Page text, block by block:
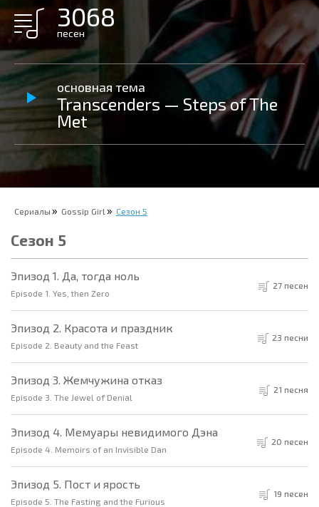
3068
песен
основная тема
Transcenders — Steps of The
Met
Сериалы Gossip Girl Сезон 5
Сезон 5
Эпизод 1. Да, тогда ноль
Episode 1. Yes, then Zero
27 песен
Эпизод 2. Красота и праздник
Episode 2. Beauty and the Feast
23 песни
Эпизод 3. Жемчужина отказ
Episode 3. The Jewel of Denial
21 песня
Эпизод 4. Мемуары невидимого Дэна
Episode 4. Memoirs of an Invisible Dan
20 песен
Эпизод 5. Пост и ярость
Episode 5. The Fasting and the Furious
19 песен